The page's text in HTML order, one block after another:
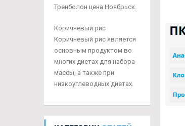
Тренболон цена Ноябрьск.
Коричневый рис
Коричневый рис является
основным продуктом во
многих диетах для набора
массы, а также при
низкоуглеводных диетах.